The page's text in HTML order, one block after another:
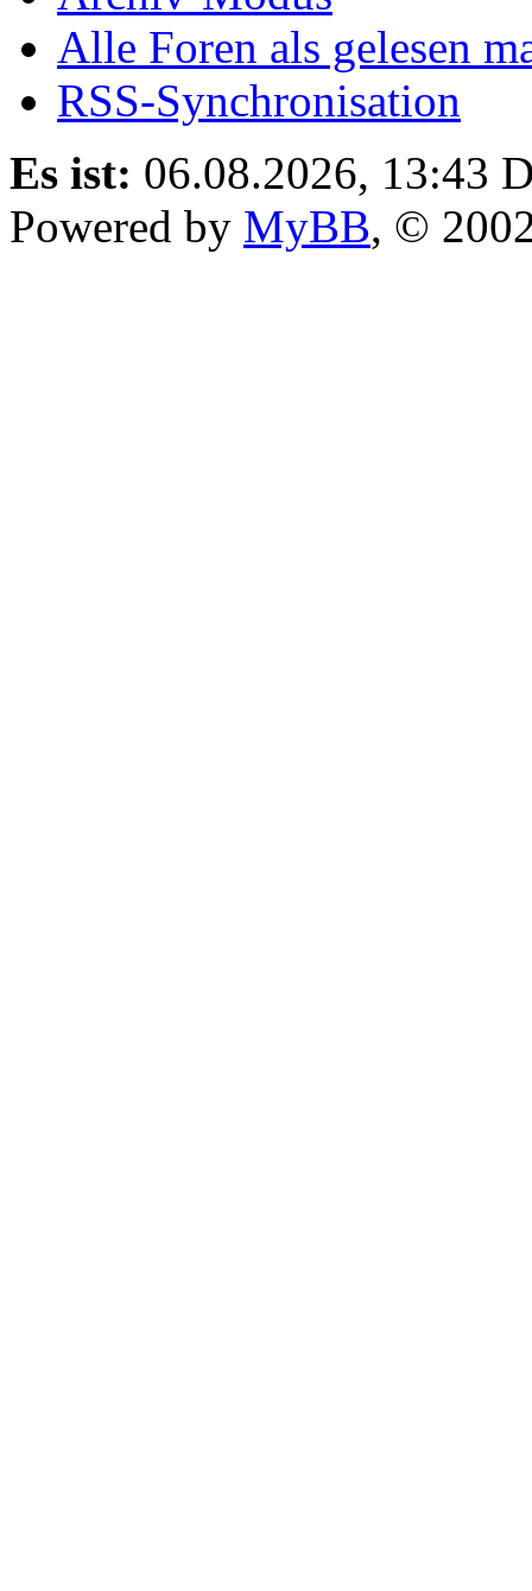
Alle Foren als gelesen
RSS-Synchronisation
Es ist: 06.08.2026, 13:43
Powered by MyBB, ©